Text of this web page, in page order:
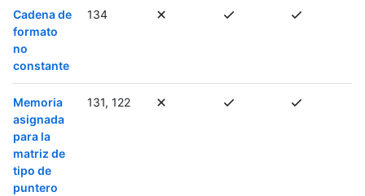
Cadena de
formato
no
constante
134
Memoria
asignada
para la
matriz de
tipo de
puntero
131, 122